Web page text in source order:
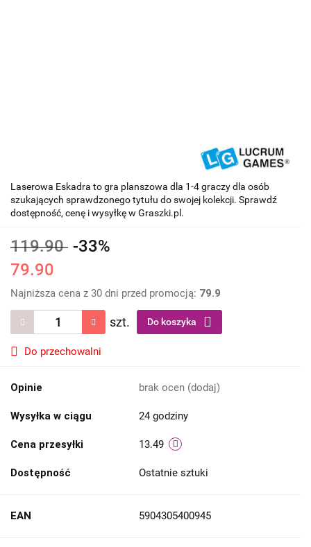
Laserowa Eskadra to gra planszowa dla 1-4 graczy dla osób
szukających sprawdzonego tytułu do swojej kolekcji. Sprawdź
dostępność, cenę i wysyłkę w Graszki.pl.
119.90 -33%
79.90
Najniższa cena z 30 dni przed promocją: 79.9
szt. Do koszyka
Do przechowalni
Opinie brak ocen (dodaj)
Wysyłka w ciągu 24 godziny
Cena przesyłki 13.49
Dostępność Ostatnie sztuki
EAN 5904305400945